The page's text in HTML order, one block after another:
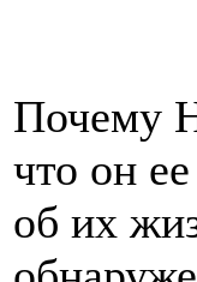
Почему
что он
об их